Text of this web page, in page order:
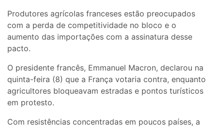
Produtores agrícolas franceses estão preocupados
com a perda de competitividade no bloco e o
aumento das importações com a assinatura desse
pacto.
O presidente francês, Emmanuel Macron, declarou na
quinta-feira (8) que a França votaria contra, enquanto
agricultores bloqueavam estradas e pontos turísticos
em protesto.
Com resistências concentradas em poucos países, a